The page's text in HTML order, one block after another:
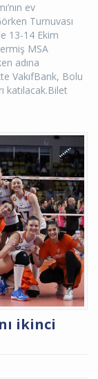
ev
Turnuvası
13-14 Ekim
MSA
adına
VakıfBank, Bolu
katılacak.Bilet
ikinci